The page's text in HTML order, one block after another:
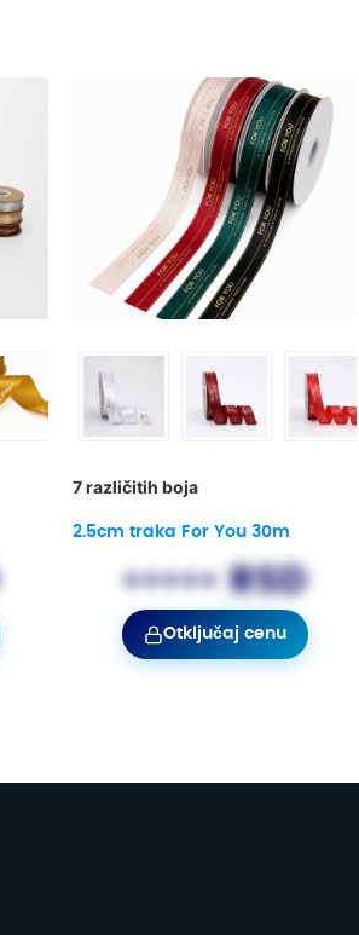
7 različitih boja
2.5cm traka For You 30m
••••• RSD
Otključaj cenu